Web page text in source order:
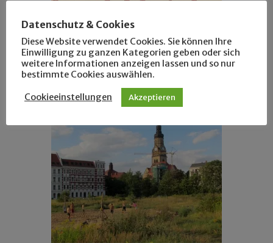
HISTORIE LEUTE
Gautschpanne in der Gautschwanne
Datenschutz & Cookies
Diese Website verwendet Cookies. Sie können Ihre
Einwilligung zu ganzen Kategorien geben oder sich
weitere Informationen anzeigen lassen und so nur
bestimmte Cookies auswählen.
Cookieeinstellungen Akzeptieren